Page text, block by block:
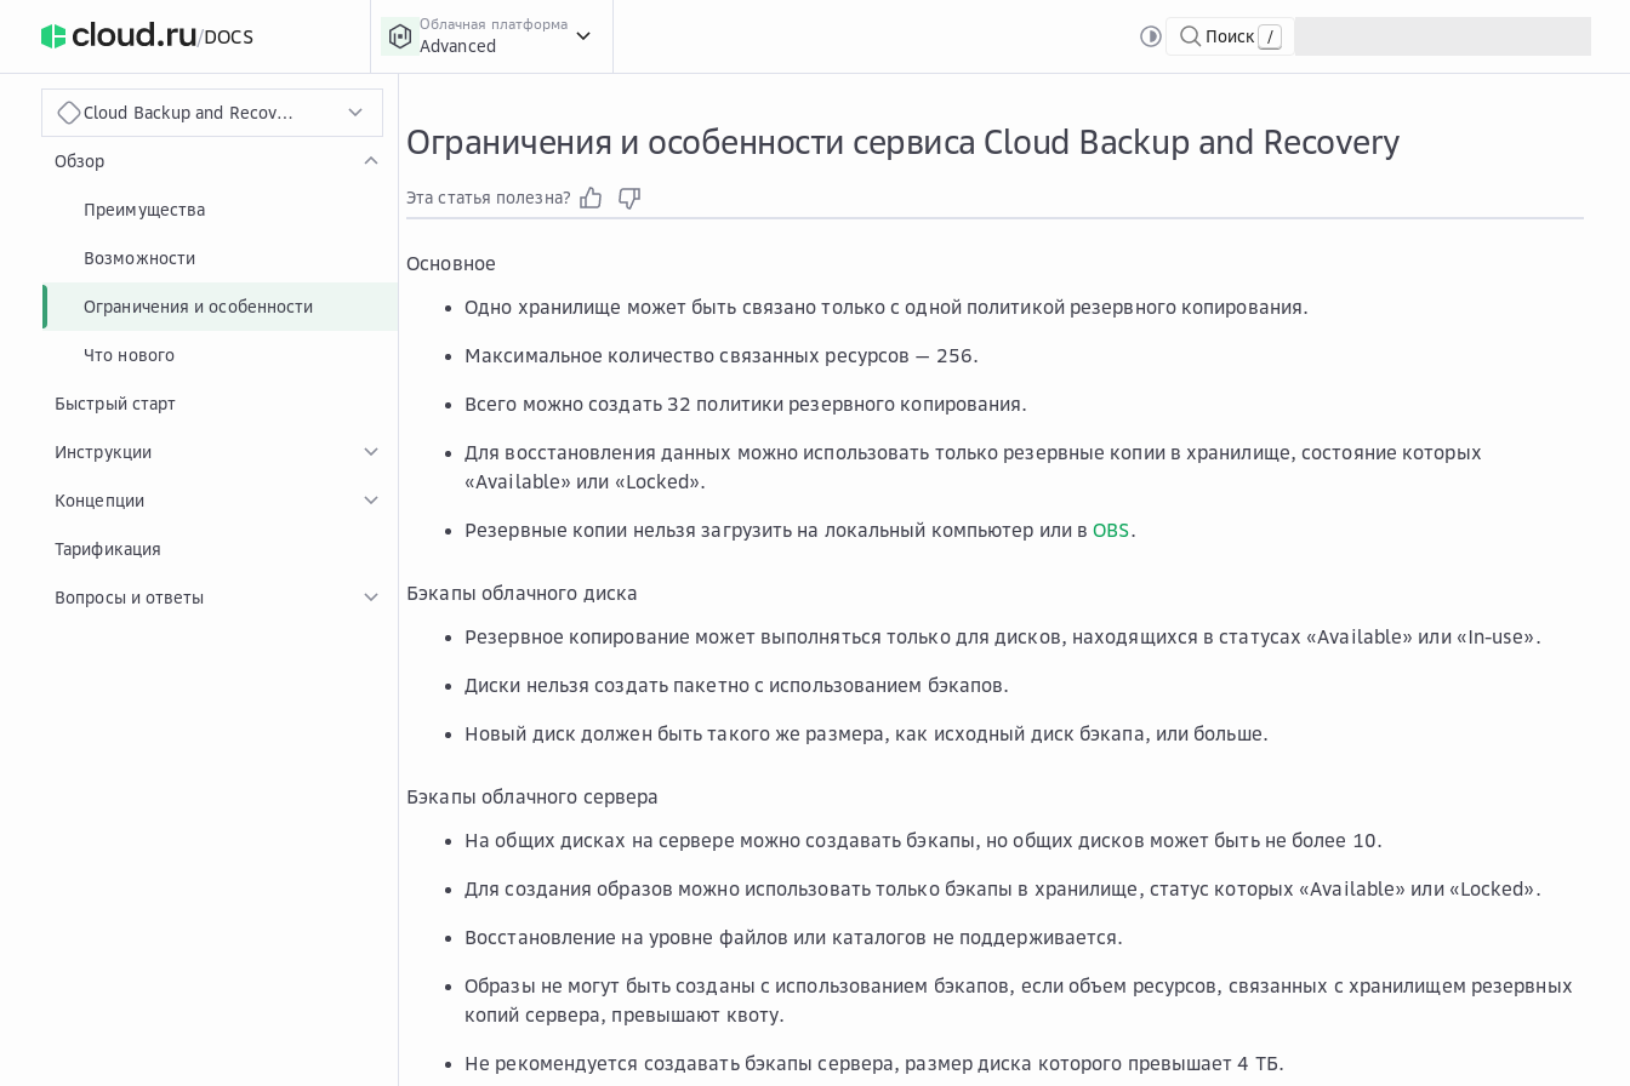
/DOCS
Облачная платформа
Advanced Поиск /
Cloud Backup and Recovery
Обзор
Преимущества
Возможности
Ограничения и особенности
Что нового
Быстрый старт
Инструкции
Концепции
Тарификация
Вопросы и ответы
Ограничения и особенности сервиса Cloud Backup and Recovery
Эта статья полезна?
Основное
Одно хранилище может быть связано только с одной политикой резервного копирования.
Максимальное количество связанных ресурсов — 256.
Всего можно создать 32 политики резервного копирования.
Для восстановления данных можно использовать только резервные копии в хранилище, состояние которых
«Available» или «Locked».
Резервные копии нельзя загрузить на локальный компьютер или вOBS.
Бэкапы облачного диска
Резервное копирование может выполняться только для дисков, находящихся в статусах «Available» или «In-use».
Диски нельзя создать пакетно с использованием бэкапов.
Новый диск должен быть такого же размера, как исходный диск бэкапа, или больше.
Бэкапы облачного сервера
На общих дисках на сервере можно создавать бэкапы, но общих дисков может быть не более 10.
Для создания образов можно использовать только бэкапы в хранилище, статус которых «Available» или «Locked».
Восстановление на уровне файлов или каталогов не поддерживается.
Образы не могут быть созданы с использованием бэкапов, если объем ресурсов, связанных с хранилищем резервных
копий сервера, превышают квоту.
Не рекомендуется создавать бэкапы сервера, размер диска которого превышает 4 ТБ.